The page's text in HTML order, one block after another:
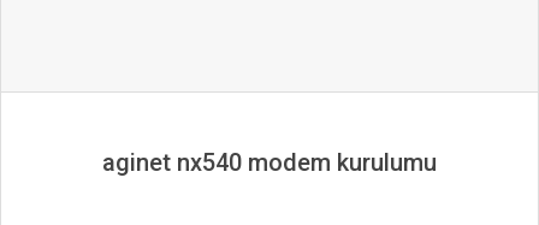
aginet nx540 modem kurulumu